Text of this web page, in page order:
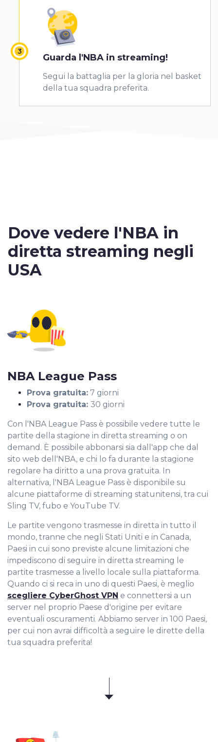
Guarda l'NBA in streaming!
Segui la battaglia per la gloria nel basket
della tua squadra preferita.
Dove vedere l'NBA in
diretta streaming negli
USA
NBA League Pass
Prova gratuita: 7 giorni
Prova gratuita: 30 giorni
Con l'NBA League Pass è possibile vedere tutte le
partite della stagione in diretta streaming o on
demand. È possibile abbonarsi sia dall'app che dal
sito web dell'NBA, e chi lo fa durante la stagione
regolare ha diritto a una prova gratuita. In
alternativa, l'NBA League Pass è disponibile su
alcune piattaforme di streaming statunitensi, tra cui
Sling TV, fubo e YouTube TV.
Le partite vengono trasmesse in diretta in tutto il
mondo, tranne che negli Stati Uniti e in Canada,
Paesi in cui sono previste alcune limitazioni che
impediscono di seguire in diretta streaming le
partite trasmesse a livello locale sulla piattaforma.
Quando ci si reca in uno di questi Paesi, è meglio
scegliere CyberGhost VPN e connettersi a un
server nel proprio Paese d'origine per evitare
eventuali oscuramenti. Abbiamo server in 100 Paesi,
per cui non avrai difficoltà a seguire le dirette della
tua squadra preferita!